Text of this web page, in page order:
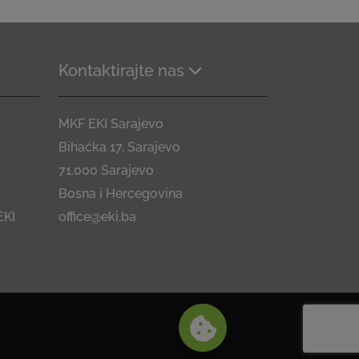
Kontaktirajte nas
MKF EKI Sarajevo
Bihaćka 17, Sarajevo
71.000 Sarajevo
Bosna i Hercegovina
office@eki.ba